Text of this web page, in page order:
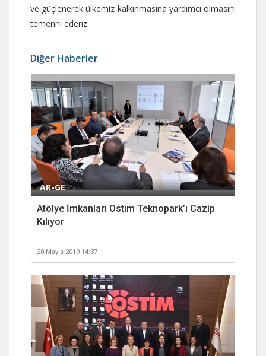
ve güçlenerek ülkemiz kalkınmasına yardımcı olmasını
temenni ederiz.
Diğer Haberler
AR-GE
Atölye İmkanları Ostim Teknopark’ı Cazip
Kılıyor
20 Mayıs 2019 14:37